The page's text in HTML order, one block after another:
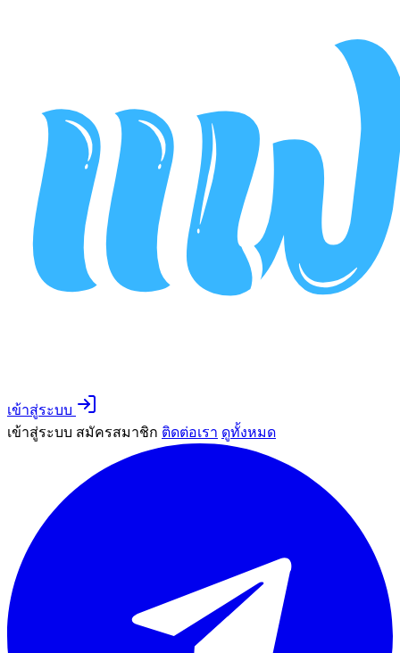
เข้าสู่ระบบ
เข้าสู่ระบบ สมัครสมาชิก ติดต่อเรา ดูทั้งหมด